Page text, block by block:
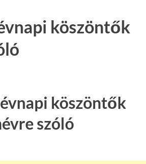
köszöntők
köszöntők
szóló